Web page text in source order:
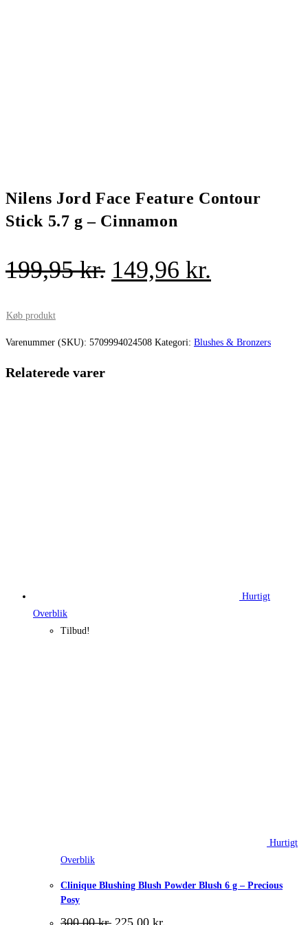
Nilens Jord Face Feature Contour
Stick 5.7 g – Cinnamon
199,95kr. Den
var:
149,96 kr.
er:
Køb produkt
Varenummer (SKU): 5709994024508 Kategori: Blushes & Bronzers
Relaterede varer
Hurtigt
Overblik
Tilbud!
Hurtigt
Overblik
Clinique Blushing Blush Powder Blush 6 g – Precious
Posy
Den